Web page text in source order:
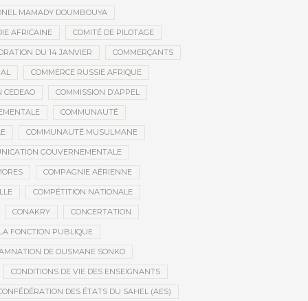
MAMADY DOUMBOUYA
AFRICAINE COMITÉ DE PILOTAGE
DU 14 JANVIER COMMERÇANTS
COMMERCE RUSSIE AFRIQUE
CEDEAO COMMISSION D’APPEL
COMMUNAUTÉ
COMMUNAUTÉ MUSULMANE
GOUVERNEMENTALE
COMPAGNIE AÉRIENNE
COMPÉTITION NATIONALE
CONAKRY CONCERTATION
FONCTION PUBLIQUE
DE OUSMANE SONKO
CONDITIONS DE VIE DES ENSEIGNANTS
DES ÉTATS DU SAHEL (AES)